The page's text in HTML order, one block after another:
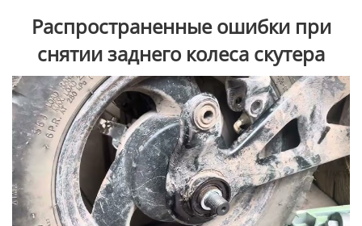
Распространенные ошибки при
снятии заднего колеса скутера